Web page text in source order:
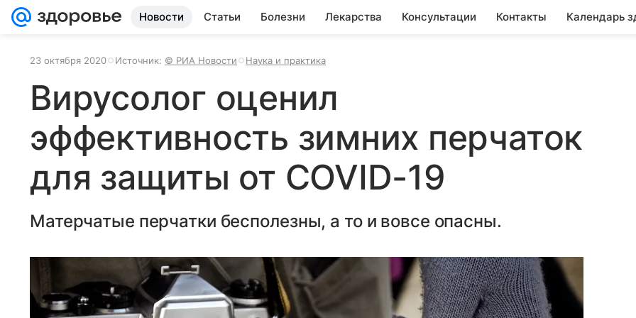
Новости Статьи Болезни Лекарства Консультации Контакты Календарь
23 октября 2020 Источник: © РИА Новости Наука и практика
Вирусолог оценил
эффективность зимних перчаток
для защиты от COVID-19
Матерчатые перчатки бесполезны, а то и вовсе опасны.